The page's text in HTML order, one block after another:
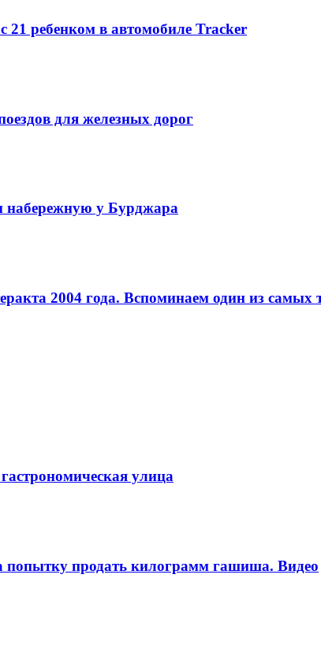
ребенком в автомобиле Tracker
для железных дорог
набережную у Бурджара
2004 года. Вспоминаем один из самых
улица
попытку продать килограмм гашиша. Видео